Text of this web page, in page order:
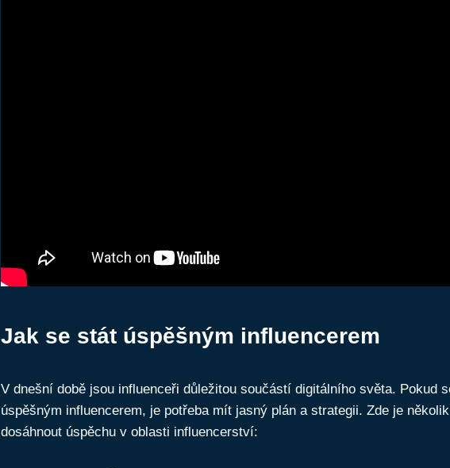
Jak se stát úspěšným influencerem
V dnešní době jsou influenceři důležitou součástí digitálního světa. Pokud
úspěšným influencerem, je potřeba mít jasný plán a strategii. Zde je
dosáhnout úspěchu v oblasti influencerství: